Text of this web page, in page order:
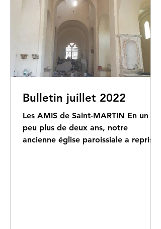
Bulletin juillet 2022
Les AMIS de Saint-MARTIN En un
peu plus de deux ans, notre
ancienne église paroissiale a repris